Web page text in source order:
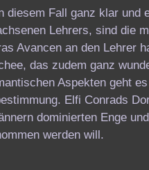
diesem Fall ganz klar und
Lehrers, sind die
Avancen an den Lehrer
das zudem ganz
Aspekten geht
Elfi Conrads
dominierten Enge
werden will.